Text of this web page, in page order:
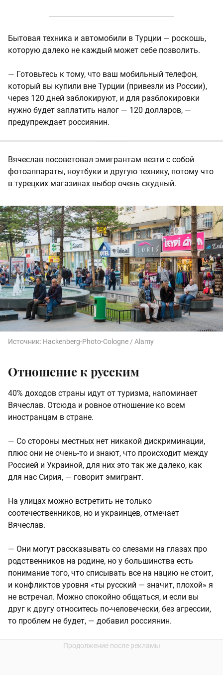
Бытовая техника и автомобили в Турции — роскошь,
которую далеко не каждый может себе позволить.
— Готовьтесь к тому, что ваш мобильный телефон,
который вы купили вне Турции (привезли из России),
через 120 дней заблокируют, и для разблокировки
нужно будет заплатить налог — 120 долларов, —
предупреждает россиянин.
Вячеслав посоветовал эмигрантам везти с собой
фотоаппараты, ноутбуки и другую технику, потому что
в турецких магазинах выбор очень скудный.
Источник: Hackenberg-Photo-Cologne / Alamy
Отношение к русским
40% доходов страны идут от туризма, напоминает
Вячеслав. Отсюда и ровное отношение ко всем
иностранцам в стране.
— Со стороны местных нет никакой дискриминации,
плюс они не очень-то и знают, что происходит между
Россией и Украиной, для них это так же далеко, как
для нас Сирия, — говорит эмигрант.
На улицах можно встретить не только
соотечественников, но и украинцев, отмечает
Вячеслав.
— Они могут рассказывать со слезами на глазах про
родственников на родине, но у большинства есть
понимание того, что списывать все на нацию не стоит,
и конфликтов уровня «ты русский — значит, плохой» я
не встречал. Можно спокойно общаться, и если вы
друг к другу относитесь по-человечески, без агрессии,
то проблем не будет, — добавил россиянин.